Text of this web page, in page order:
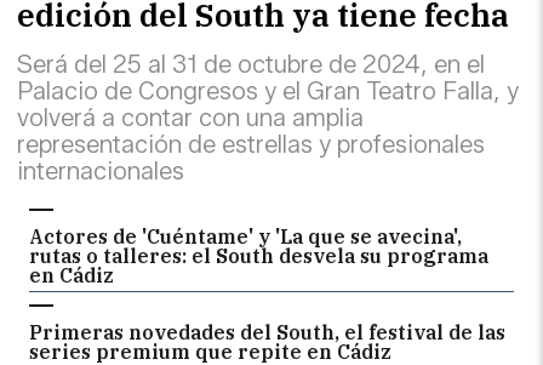
edición del South ya tiene fecha
Será del 25 al 31 de octubre de 2024, en el
Palacio de Congresos y el Gran Teatro Falla, y
volverá a contar con una amplia
representación de estrellas y profesionales
internacionales
Actores de 'Cuéntame' y 'La que se avecina',
rutas o talleres: el South desvela su programa
en Cádiz
Primeras novedades del South, el festival de las
series premium que repite en Cádiz